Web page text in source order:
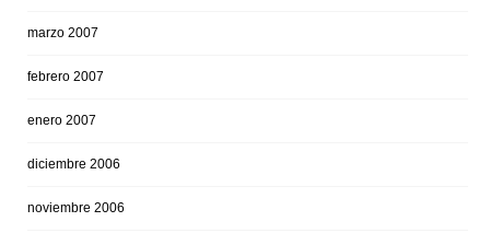
marzo 2007
febrero 2007
enero 2007
diciembre 2006
noviembre 2006